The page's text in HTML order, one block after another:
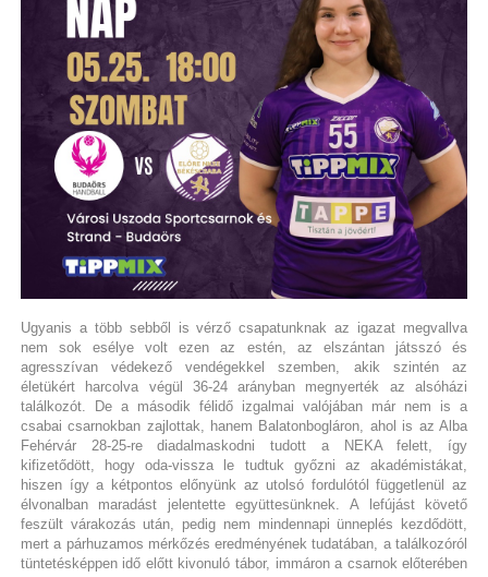
Ugyanis a több sebből is vérző csapatunknak az igazat megvallva
nem sok esélye volt ezen az estén, az elszántan játsszó és
agresszívan védekező vendégekkel szemben, akik szintén az
életükért harcolva végül 36-24 arányban megnyerték az alsóházi
találkozót. De a második félidő izgalmai valójában már nem is a
csabai csarnokban zajlottak, hanem Balatonbogláron, ahol is az Alba
Fehérvár 28-25-re diadalmaskodni tudott a NEKA felett, így
kifizetődött, hogy oda-vissza le tudtuk győzni az akadémistákat,
hiszen így a kétpontos előnyünk az utolsó fordulótól függetlenül az
élvonalban maradást jelentette együttesünknek. A lefújást követő
feszült várakozás után, pedig nem mindennapi ünneplés kezdődött,
mert a párhuzamos mérkőzés eredményének tudatában, a találkozóról
tüntetésképpen idő előtt kivonuló tábor, immáron a csarnok előterében